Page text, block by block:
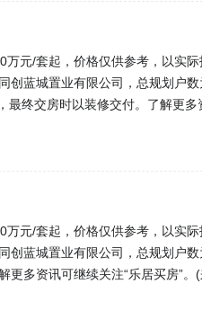
元/套起，价格仅供参考，以实
创蓝城置业有限公司，总规划户
终交房时以装修交付。了解更多
元/套起，价格仅供参考，以实
创蓝城置业有限公司，总规划户
多资讯可继续关注“乐居买房”。